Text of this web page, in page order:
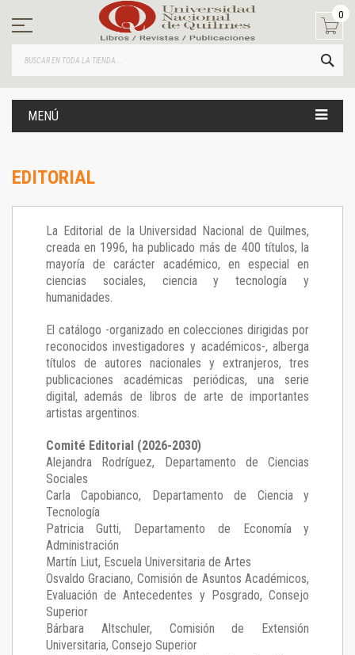
contenido
0
MENÚ
EDITORIAL
La Editorial de la Universidad Nacional de Quilmes,
creada en 1996, ha publicado más de 400 títulos, la
mayoría de carácter académico, en especial en
ciencias sociales, ciencia y tecnología y
humanidades.
El catálogo -organizado en colecciones dirigidas por
reconocidos investigadores y académicos-, alberga
títulos de autores nacionales y extranjeros, tres
publicaciones académicas periódicas, una serie
digital, además de libros de arte de importantes
artistas argentinos.
Comité Editorial (2026-2030)
Alejandra Rodríguez, Departamento de Ciencias
Sociales
Carla Capobianco, Departamento de Ciencia y
Tecnología
Patricia Gutti, Departamento de Economía y
Administración
Martín Liut, Escuela Universitaria de Artes
Osvaldo Graciano, Comisión de Asuntos Académicos,
Evaluación de Antecedentes y Posgrado, Consejo
Superior
Bárbara Altschuler, Comisión de Extensión
Universitaria, Consejo Superior